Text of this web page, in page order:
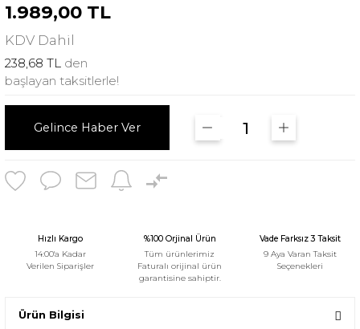
1.989,00 TL
KDV Dahil
238,68 TL den
başlayan taksitlerle!
Gelince Haber Ver
Hızlı Kargo
14:00'a Kadar
Verilen Siparişler
%100 Orjinal Ürün
Tüm ürünlerimiz
Faturalı orijinal ürün
garantisine sahiptir.
Vade Farksız 3 Taksit
9 Aya Varan Taksit
Seçenekleri
Ürün Bilgisi